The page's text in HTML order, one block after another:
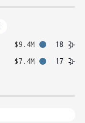
$9.4M
18
$7.4M 17